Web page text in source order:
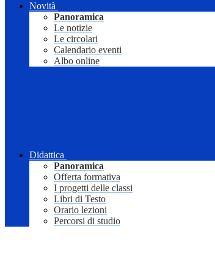
Novità
Panoramica
Le notizie
Le circolari
Calendario eventi
Albo online
Didattica
Panoramica
Offerta formativa
I progetti delle classi
Libri di Testo
Orario lezioni
Percorsi di studio